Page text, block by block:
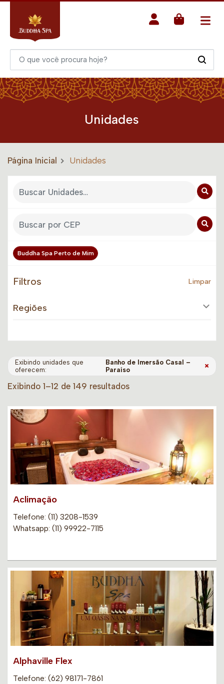
Unidades
Página Inicial Unidades
Buddha Spa Perto de Mim
Filtros Limpar
Regiões
Exibindo unidades que
oferecem:
Banho de Imersão Casal –
Paraíso
×
Exibindo 1–12 de 149 resultados
Aclimação
Telefone: (11) 3208-1539
Whatsapp: (11) 99922-7115
Alphaville Flex
Telefone: (62) 98171-7861